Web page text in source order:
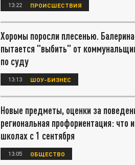
13:22 ПРОИСШЕСТВИЯ
Хоромы поросли плесенью.
пытается "выбить" от
по суду
13:13 ШОУ-БИЗНЕС
Новые предметы, оценки за
региональная профориентация: что
школах с 1 сентября
13:05 ОБЩЕСТВО